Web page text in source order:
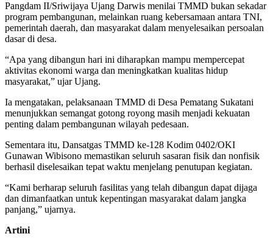
Pangdam II/Sriwijaya Ujang Darwis menilai TMMD bukan sekadar
program pembangunan, melainkan ruang kebersamaan antara TNI,
pemerintah daerah, dan masyarakat dalam menyelesaikan persoalan
dasar di desa.
“Apa yang dibangun hari ini diharapkan mampu mempercepat
aktivitas ekonomi warga dan meningkatkan kualitas hidup
masyarakat,” ujar Ujang.
Ia mengatakan, pelaksanaan TMMD di Desa Pematang Sukatani
menunjukkan semangat gotong royong masih menjadi kekuatan
penting dalam pembangunan wilayah pedesaan.
Sementara itu, Dansatgas TMMD ke-128 Kodim 0402/OKI
Gunawan Wibisono memastikan seluruh sasaran fisik dan nonfisik
berhasil diselesaikan tepat waktu menjelang penutupan kegiatan.
“Kami berharap seluruh fasilitas yang telah dibangun dapat dijaga
dan dimanfaatkan untuk kepentingan masyarakat dalam jangka
panjang,” ujarnya.
Artini